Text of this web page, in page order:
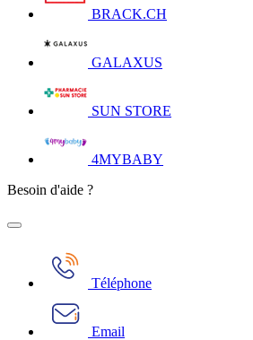
BRACK.CH
GALAXUS
SUN STORE
4MYBABY
Besoin d'aide ?
Téléphone
Email